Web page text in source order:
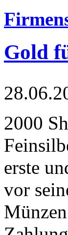
Gold
2000
erste
vor